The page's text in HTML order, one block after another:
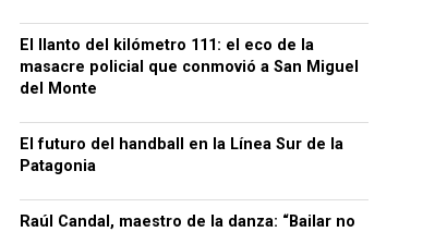
El llanto del kilómetro 111: el eco de la
masacre policial que conmovió a San Miguel
del Monte
El futuro del handball en la Línea Sur de la
Patagonia
Raúl Candal, maestro de la danza: “Bailar no